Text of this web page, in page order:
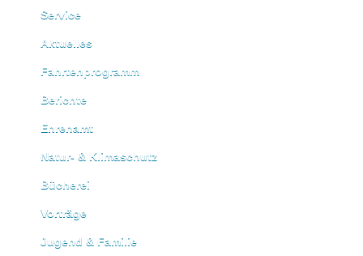
Service
Aktuelles
Fahrtenprogramm
Berichte
Ehrenamt
Natur- & Klimaschutz
Bücherei
Vorträge
Jugend & Familie